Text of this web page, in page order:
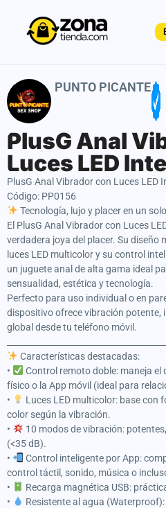
PUNTO PICANTE
PlusG Anal
Luces LED
PlusG Anal Vibrador con Luces LED
Código: PP0156
Tecnología, lujo y placer en un
El PlusG Anal Vibrador con Luces
verdadera joya del placer. Su diseño
luces LED multicolor y su control
un juguete anal de alta gama ideal
sensualidad, estética y tecnología.
Perfecto para uso individual o en
dispositivo ofrece vibración potente,
global desde tu teléfono móvil.
Características destacadas:
•
Control remoto doble: maneja el
físico o la App móvil (ideal para
•
Luces LED multicolor: base con
color según la vibración.
•
10 modos de vibración:
(<35 dB).
•
Control inteligente por App:
control táctil, sonido, música o
•
Recarga magnética USB:
•
Resistente al agua